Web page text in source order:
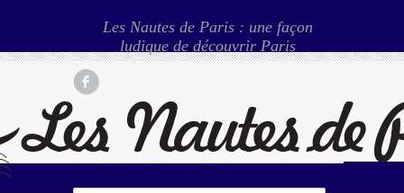
Les Nautes de Paris : une façon
ludique de découvrir Paris